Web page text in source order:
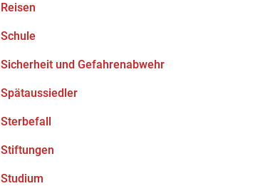
Reisen
Schule
Sicherheit und Gefahrenabwehr
Spätaussiedler
Sterbefall
Stiftungen
Studium